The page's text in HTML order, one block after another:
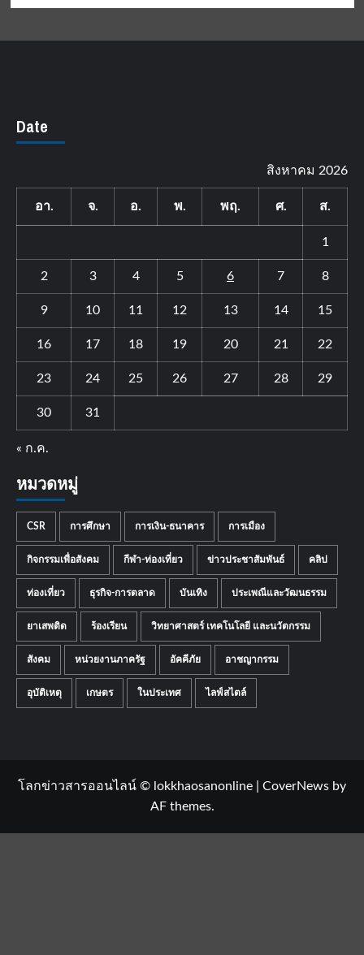
Date
สิงหาคม 2026
อา. จ. อ. พ. พฤ. ศ. ส.
1
2 3 4 5 6 7 8
9 10 11 12 13 14 15
16 17 18 19 20 21 22
23 24 25 26 27 28 29
30 31
« ก.ค.
หมวดหมู่
CSR การศึกษา การเงิน-ธนาคาร การเมือง
กิจกรรมเพื่อสังคม กีฬา-ท่องเที่ยว ข่าวประชาสัมพันธ์ คลิป
ท่องเที่ยว ธุรกิจ-การตลาด บันเทิง ประเพณีและวัฒนธรรม
ยาเสพติด ร้องเรียน วิทยาศาสตร์ เทคโนโลยี และนวัตกรรม
สังคม หน่วยงานภาครัฐ อัคคีภัย อาชญากรรม
อุบัติเหตุ เกษตร ในประเทศ ไลฟ์สไตล์
โลกข่าวสารออนไลน์ © lokkhaosanonline CoverNews by
AF themes.